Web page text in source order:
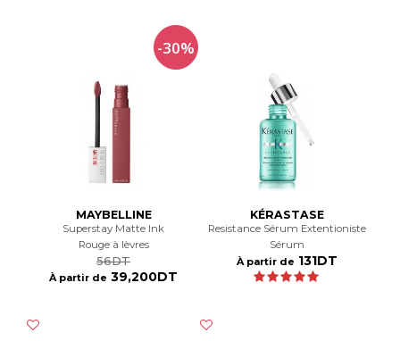
-30%
MAYBELLINE
Superstay Matte Ink
Rouge à lèvres
56DT
À partir de 39,200DT
KÉRASTASE
Resistance Sérum Extentioniste
Sérum
À partir de 131DT